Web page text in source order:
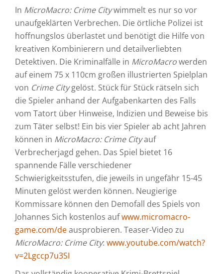
In MicroMacro: Crime Citywimmelt es nur so vor
unaufgeklärten Verbrechen. Die örtliche Polizei ist
hoffnungslos überlastet und benötigt die Hilfe von
kreativen Kombinierern und detailverliebten
Detektiven. Die Kriminalfälle in MicroMacrowerden
auf einem 75 x 110cm großen illustrierten Spielplan
von Crime Citygelöst. Stück für Stück rätseln sich
die Spieler anhand der Aufgabenkarten des Falls
vom Tatort über Hinweise, Indizien und Beweise bis
zum Täter selbst! Ein bis vier Spieler ab acht Jahren
können in MicroMacro: Crime Cityauf
Verbrecherjagd gehen. Das Spiel bietet 16
spannende Fälle verschiedener
Schwierigkeitsstufen, die jeweils in ungefähr 15-45
Minuten gelöst werden können. Neugierige
Kommissare können den Demofall des Spiels von
Johannes Sich kostenlos aufwww.micromacro-
game.com/deausprobieren. Teaser-Video zu
MicroMacro: Crime City: www.youtube.com/watch?
v=2Lgccp7u3SI